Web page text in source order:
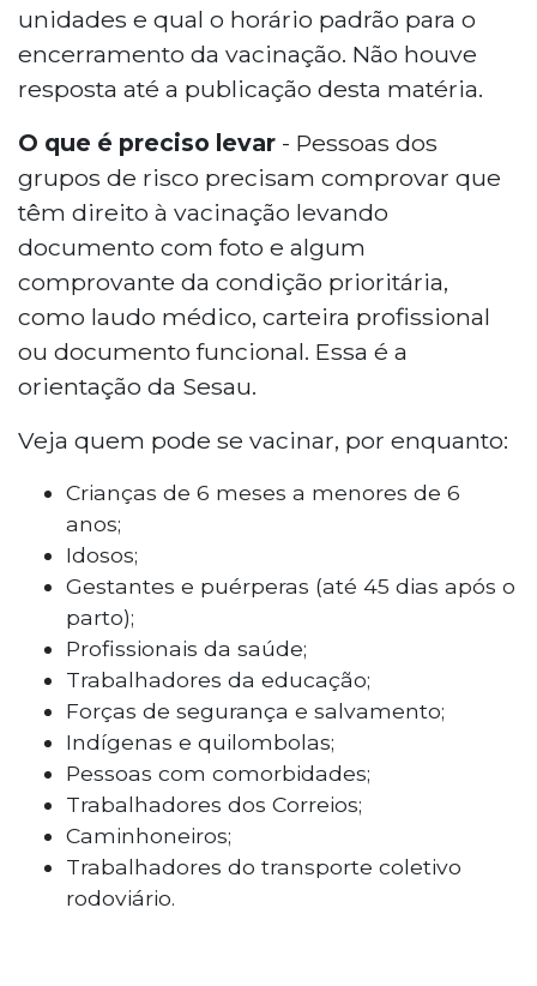
unidades e qual o horário padrão para o
encerramento da vacinação. Não houve
resposta até a publicação desta matéria.
O que é preciso levar - Pessoas dos
grupos de risco precisam comprovar que
têm direito à vacinação levando
documento com foto e algum
comprovante da condição prioritária,
como laudo médico, carteira profissional
ou documento funcional. Essa é a
orientação da Sesau.
Veja quem pode se vacinar, por enquanto:
Crianças de 6 meses a menores de 6
anos;
Idosos;
Gestantes e puérperas (até 45 dias após o
parto);
Profissionais da saúde;
Trabalhadores da educação;
Forças de segurança e salvamento;
Indígenas e quilombolas;
Pessoas com comorbidades;
Trabalhadores dos Correios;
Caminhoneiros;
Trabalhadores do transporte coletivo
rodoviário.